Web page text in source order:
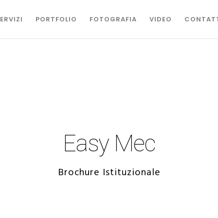
PORTFOLIO FOTOGRAFIA VIDEO
Easy Mec
Brochure Istituzionale